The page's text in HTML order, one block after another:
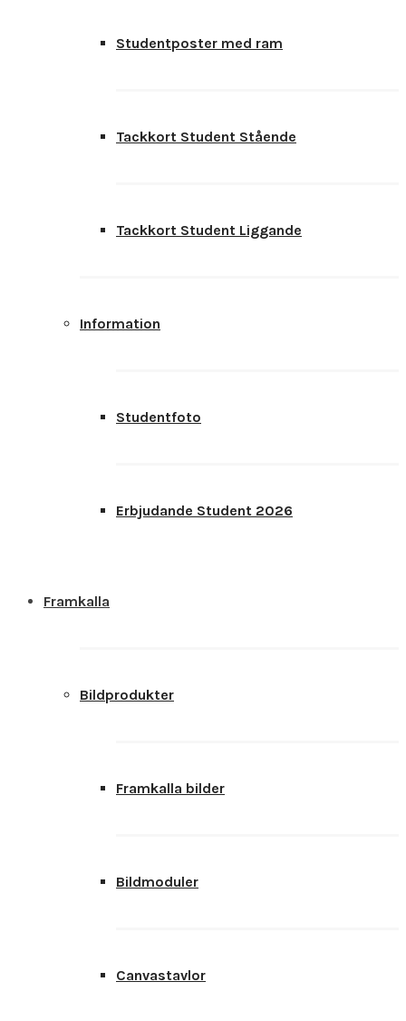
Studentposter med ram
Tackkort Student Stående
Tackkort Student Liggande
Information
Studentfoto
Erbjudande Student 2026
Framkalla
Bildprodukter
Framkalla bilder
Bildmoduler
Canvastavlor